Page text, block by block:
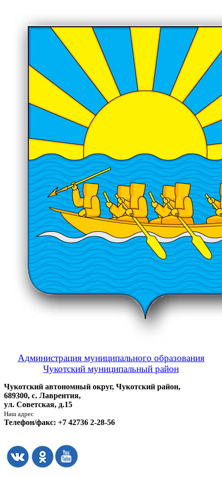
Администрация муниципального образования
Чукотский муниципальный район
Чукотский автономный округ, Чукотский район,
689300, с. Лаврентия,
ул. Советская, д.15
Наш адрес
Телефон/факс: +7 42736 2-28-56